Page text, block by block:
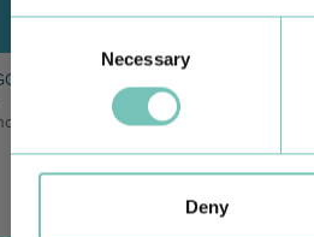
Selection
Necessary
Deny
É CUF: JUNTOS E CADA VEZ
Algarve, Alentejo e Madeira